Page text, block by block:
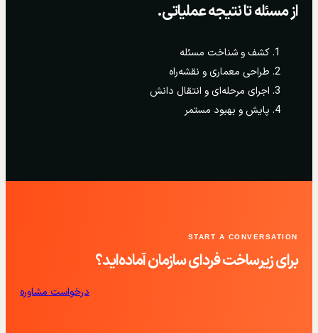
از مسئله تا نتیجه عملیاتی.
کشف و شناخت مسئله
طراحی معماری و نقشه‌راه
اجرای مرحله‌ای و انتقال دانش
پایش و بهبود مستمر
START A CONVERSATION
برای زیرساخت فردای سازمان آماده‌اید؟
درخواست مشاوره